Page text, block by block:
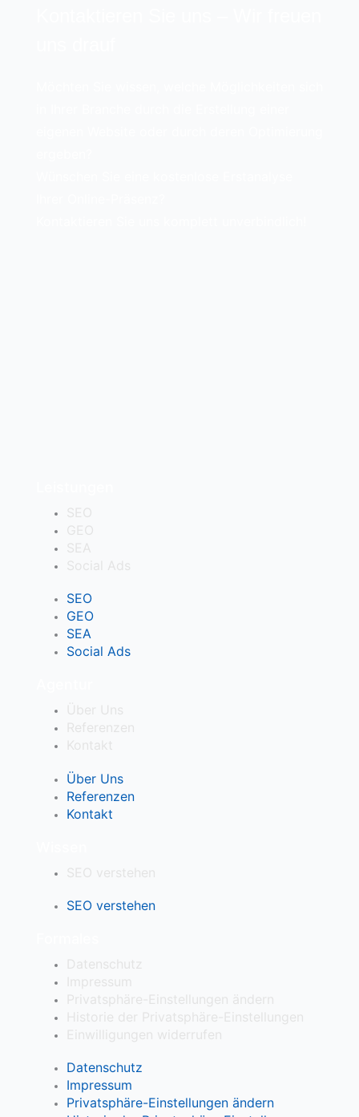
SEO
GEO
SEA
Social Ads
SEO
GEO
SEA
Social Ads
Über Uns
Referenzen
Kontakt
Über Uns
Referenzen
Kontakt
SEO verstehen
SEO verstehen
Datenschutz
Impressum
Privatsphäre-Einstellungen ändern
Historie der Privatsphäre-Einstellungen
Einwilligungen widerrufen
Datenschutz
Impressum
Privatsphäre-Einstellungen ändern